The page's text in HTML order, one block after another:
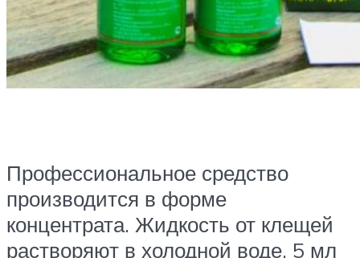
Профессиональное средство
производится в форме
концентрата. Жидкость от клещей
растворяют в холодной воде. 5 мл